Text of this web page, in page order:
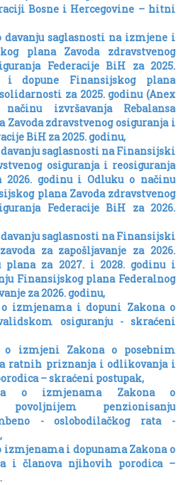
Bosne i Hercegovine – hitni
davanju saglasnosti na izmjene i
plana Zavoda zdravstvenog
Federacije BiH za 2025.
i dopune Finansijskog plana
za 2025. godinu (Anex
izvršavanja Rebalansa
Zavoda zdravstvenog osiguranja i
BiH za 2025. godinu,
saglasnosti na Finansijski
osiguranja i reosiguranja
2026. godinu i Odluku o načinu
plana Zavoda zdravstvenog
Federacije BiH za 2026.
saglasnosti na Finansijski
za zapošljavanje za 2026.
plana za 2027. i 2028. godinu i
Finansijskog plana Federalnog
za 2026. godinu,
izmjenama i dopuni Zakona o
osiguranju - skraćeni
o izmjeni Zakona o posebnim
ratnih priznanja i odlikovanja i
– skraćeni postupak,
o izmjenama Zakona o
povoljnijem penzionisanju
- oslobodilačkog rata -
izmjenama i dopunama Zakona o
i članova njihovih porodica –